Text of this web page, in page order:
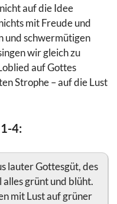
auf die Idee
mit Freude und
und schwermütigen
wir gleich zu
auf Gottes
Strophe – auf die Lust
4:
lauter Gottesgüt, des
grünt und blüht.
mit Lust auf grüner